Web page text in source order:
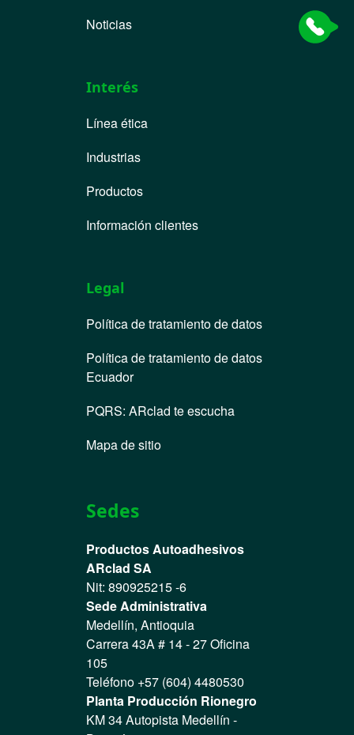
Noticias
Interés
Línea ética
Industrias
Productos
Información clientes
Legal
Política de tratamiento de datos
Política de tratamiento de datos
Ecuador
PQRS: ARclad te escucha
Mapa de sitio
Sedes
Productos Autoadhesivos
ARclad SA
Nit: 890925215 -6
Sede Administrativa
Medellín, Antioquia
Carrera 43A # 14 - 27 Oficina
105
Teléfono +57 (604) 4480530
Planta Producción Rionegro
KM 34 Autopista Medellín -